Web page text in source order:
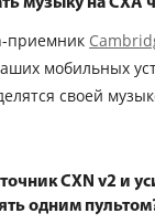
приемник
мобильных
своей
CXN v2 и
одним